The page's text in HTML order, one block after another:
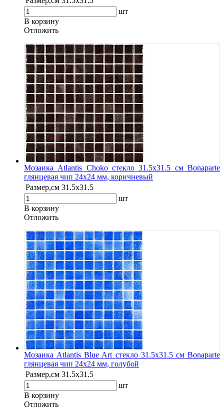
шт
В корзину
Oтложить
Мозаика Atlantis Choko стекло 31.5х31.5 см Bonaparte
глянцевая чип 24х24 мм, коричневый
Размер,см 31.5х31.5
шт
В корзину
Oтложить
Мозаика Atlantis Blue Art стекло 31.5х31.5 см Bonaparte
глянцевая чип 24х24 мм, голубой
Размер,см 31.5х31.5
шт
В корзину
Oтложить